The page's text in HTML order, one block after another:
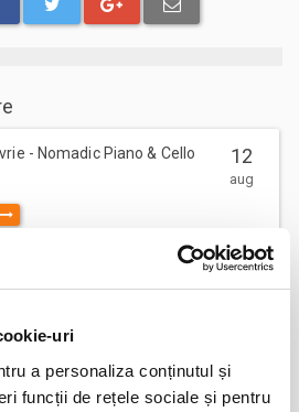
uri
a personaliza conținutul și
funcții de rețele sociale și pentru
- Nomadic Piano & Cello 12
aug